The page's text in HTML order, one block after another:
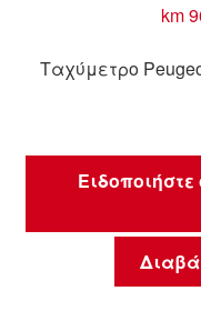
Ταχύμετρο
Ειδοποιήστε